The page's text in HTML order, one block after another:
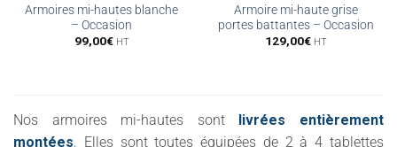
Armoires mi-hautes blanche
– Occasion
99,00€ HT
Armoire mi-haute grise
portes battantes – Occasion
129,00€ HT
Nos armoires mi-hautes sont livrées entièrement
montées. Elles sont toutes équipées de 2 à 4 tablettes